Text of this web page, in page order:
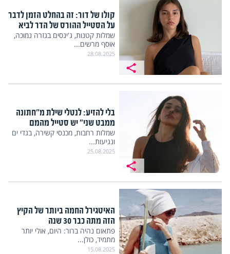
קולו של דור: זה בהחלט הזמן לדבר
על הסטייל ההורס של הדר לביא
שמלות קטנות, ג'ינסים בגזרה נמוכה,
אוסף מרשים...
28.08.2025
בלי להזיע: לנטלי שילת מ"חתונה
ממבט שני" יש סטייל מהמם
שמלות רחבות, מכנסי קשירה, בגדי ים
ונגיעות...
25.08.2025
האיטגירל החמה ביותר של הקיץ
הזה מתה כבר 30 שנה
פתאום נהיה ברור: היום, אולי יותר
מתמיד, כולן...
15.08.2025